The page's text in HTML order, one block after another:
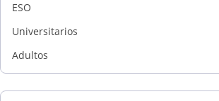
ESO
Universitarios
Adultos